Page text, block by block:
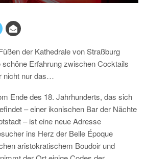
der Kathedrale von Straßburg
schöne Erfahrung zwischen Cocktails
nicht nur das…
Ende des 18. Jahrhunderts, das sich
– einer ikonischen Bar der Nächte
– ist eine neue Adresse
ins Herz der Belle Époque
aristokratischem Boudoir und